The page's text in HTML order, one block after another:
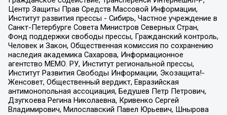
Центр Защиты Прав Средств Массовой Информации,
Институт развития прессы - Сибирь, Частное учреждение в
Санкт-Петербурге Совета Министров Северных Стран,
Фонд поддержки свободы прессы, Гражданский контроль,
Человек и Закон, Общественная комиссия по сохранению
наследия академика Сахарова, Информационное
агентство МЕМО. РУ, Институт региональной прессы,
Институт Развития Свободы Информации, Экозащита!-
Женсовет, Общественный вердикт, Евразийская
антимонопольная ассоциация, Бедушев Петр Петрович,
Дзугкоева Регина Николаевна, Кривенко Сергей
Владимирович, Милославский Павел Юрьевич, Шнырова